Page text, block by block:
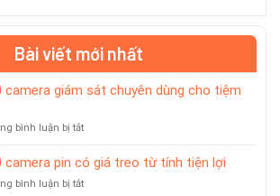
Bài viết mới nhất
camera giám sát chuyên dùng cho tiệm
bình luận bị tắtở
10
camera
giám
camera pin có giá treo từ tính tiện lợi
bình luận bị tắtở